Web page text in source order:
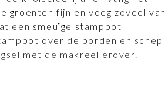
groenten fijn en voeg zoveel van
een smeuïge stamppot
over de borden en schep
met de makreel erover.